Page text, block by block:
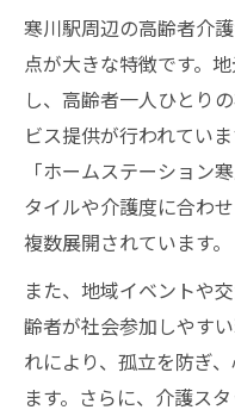
寒川駅周辺の高齢者介
点が大きな特徴です。
し、高齢者一人ひとり
ビス提供が行われてい
「ホームステーション
タイルや介護度に合わ
複数展開されています。
また、地域イベントや
齢者が社会参加しやす
れにより、孤立を防ぎ
ます。さらに、介護ス